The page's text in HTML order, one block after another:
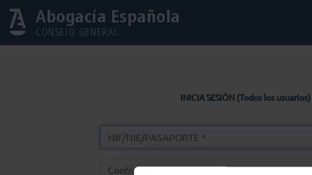
Abogacía Española
CONSEJO GENERAL
INICIA SESIÓN (Todos los usuarios)